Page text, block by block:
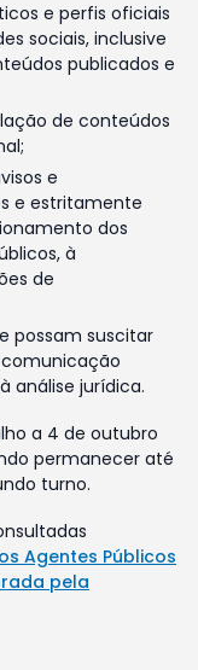
e perfis oficiais
sociais, inclusive
publicados e
de conteúdos
e
e estritamente
dos
à
de
possam suscitar
análise jurídica.
a 4 de outubro
permanecer até
turno.
Agentes Públicos
pela